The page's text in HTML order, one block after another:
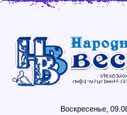
Воскресенье,